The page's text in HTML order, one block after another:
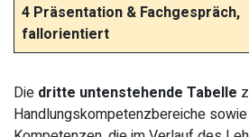
4 Präsentation & Fachgespräch,
fallorientiert
Die dritte untenstehende Tabelle
Handlungskompetenzbereiche